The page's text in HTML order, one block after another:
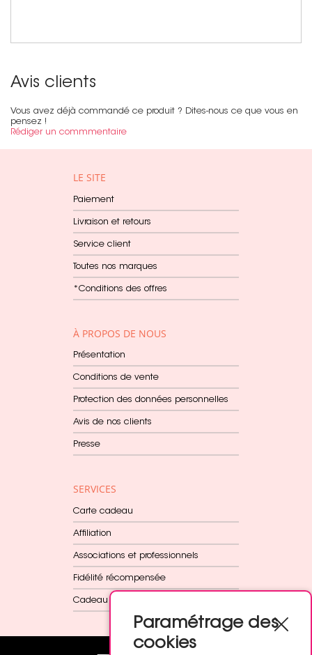
Avis clients
Vous avez déjà commandé ce produit ? Dites-nous ce que vous en
pensez !
Rédiger un commmentaire
LE SITE
Paiement
Livraison et retours
Service client
Toutes nos marques
*Conditions des offres
À PROPOS DE NOUS
Présentation
Conditions de vente
Protection des données personnelles
Avis de nos clients
Presse
SERVICES
Carte cadeau
Affiliation
Associations et professionnels
Fidélité récompensée
Cadeau dès 60€
Paramétrage des
cookies